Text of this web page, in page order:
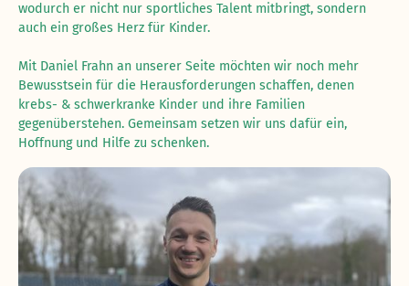
wodurch er nicht nur sportliches Talent mitbringt, sondern
auch ein großes Herz für Kinder.
Mit Daniel Frahn an unserer Seite möchten wir noch mehr
Bewusstsein für die Herausforderungen schaffen, denen
krebs- & schwerkranke Kinder und ihre Familien
gegenüberstehen. Gemeinsam setzen wir uns dafür ein,
Hoffnung und Hilfe zu schenken.